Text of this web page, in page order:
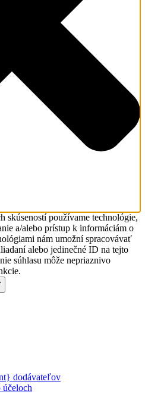
skúseností používame technológie,
a/alebo prístup k informáciám o
nám umožní spracovávať
alebo jedinečné ID na tejto
súhlasu môže nepriaznivo
dodávateľov
účeloch